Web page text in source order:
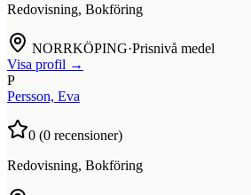
Redovisning, Bokföring
NORRKÖPING·Prisnivå medel
Visa profil →
P
Persson, Eva
0 (0 recensioner)
Redovisning, Bokföring